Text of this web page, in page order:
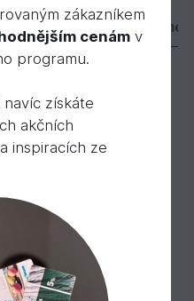
Parametry
povětrnostní
venku
dřevěné fasády,
prázdninové
povětrnostním
poškození.
zákazníkem
cenámv
programu.
získáte
akčních
inspiracích ze